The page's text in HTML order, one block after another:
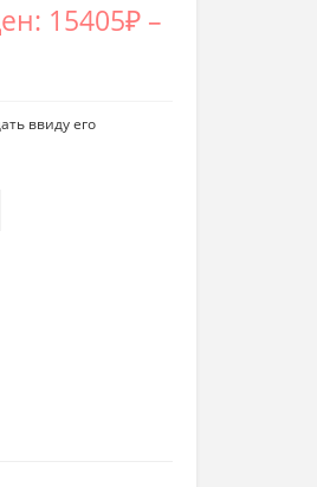
15405₽ –
ввиду его